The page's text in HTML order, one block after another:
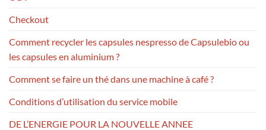
Checkout
Comment recycler les capsules nespresso de Capsulebio ou
les capsules en aluminium ?
Comment se faire un thé dans une machine à café ?
Conditions d’utilisation du service mobile
DE L’ENERGIE POUR LA NOUVELLE ANNEE